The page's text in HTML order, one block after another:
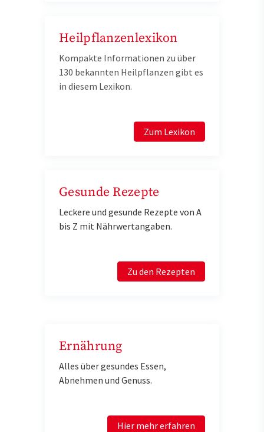
Heilpflanzenlexikon
Kompakte Informationen zu über
130 bekannten Heilpflanzen gibt es
in diesem Lexikon.
Zum Lexikon
Gesunde Rezepte
Leckere und gesunde Rezepte von A
bis Z mit Nährwertangaben.
Zu den Rezepten
Ernährung
Alles über gesundes Essen,
Abnehmen und Genuss.
Hier mehr erfahren